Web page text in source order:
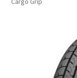
Rengastestit